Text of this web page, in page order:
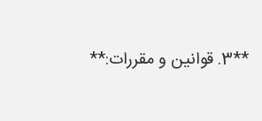
**3. قوانین و مقررات:**